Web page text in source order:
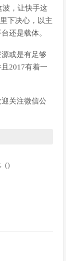
波，让快手这
下决心，以主
还是载体。
或是有足够
2017有着一
关注微信公
()